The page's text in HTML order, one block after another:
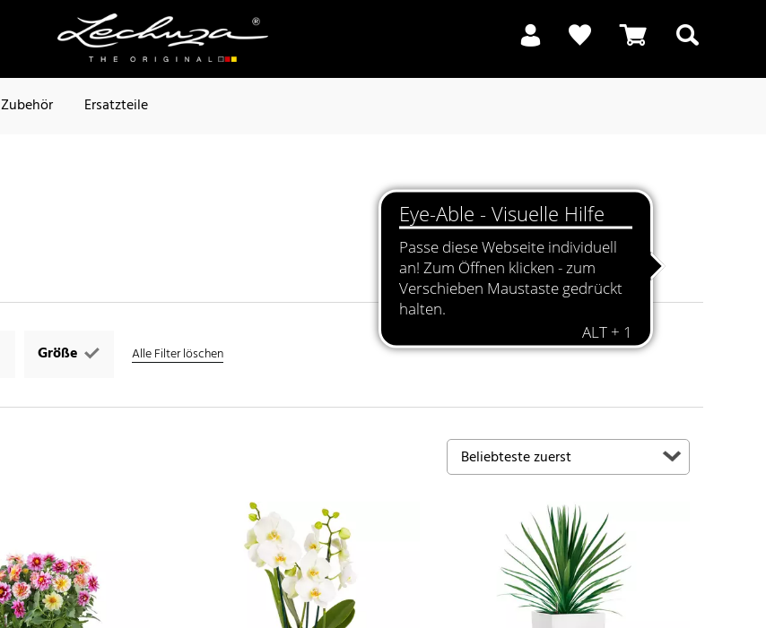
Zubehör Ersatzteile
Suchen
Größe Alle Filter löschen